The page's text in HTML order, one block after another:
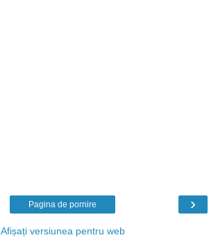
›
Pagina de pornire
Afișați versiunea pentru web